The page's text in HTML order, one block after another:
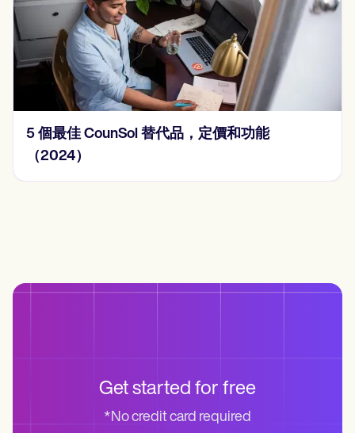
5 個最佳 CounSol 替代品，定價和功能
（2024）
Get started for free
*No credit card required